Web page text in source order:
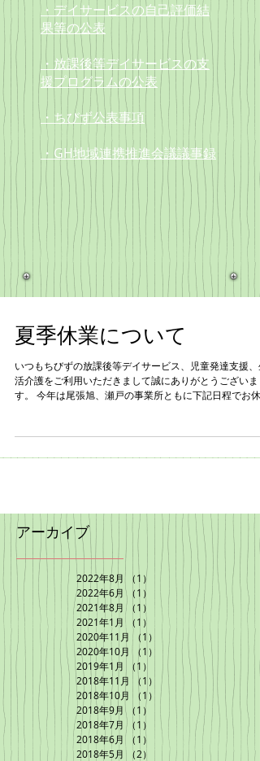
・デイサービスの自己評価結
果等の公表
・放課後等デイサービスの支
援プログラムの公表
・ちびず公表事項
・GH地域連携推進会議議事録
夏季休業について
いつもちびずの放課後等デイサービス、児童発達支援、
活介護をご利用いただきまして誠にありがとうございま
す。 今年は尾張旭、瀬戸の事業所ともに下記日程でお休
願...
アーカイブ
2022年8月 （1）
1件の記事
2022年6月
（1）
2021年8月 （1）
1件の記事
2021年1月
（1）
2020年11月
（1）
1件の記事
2020年10月
（1）
1件の記事
2019年1月
（1）
1件の記事
2018年11月
（1）
1件の記事
2018年10月
（1）
1件の記事
2018年9月
（1）
2018年7月 （1）
1件の記事
2018年6月
（1）
1件の記事
2018年5月
（2）
2件の記事